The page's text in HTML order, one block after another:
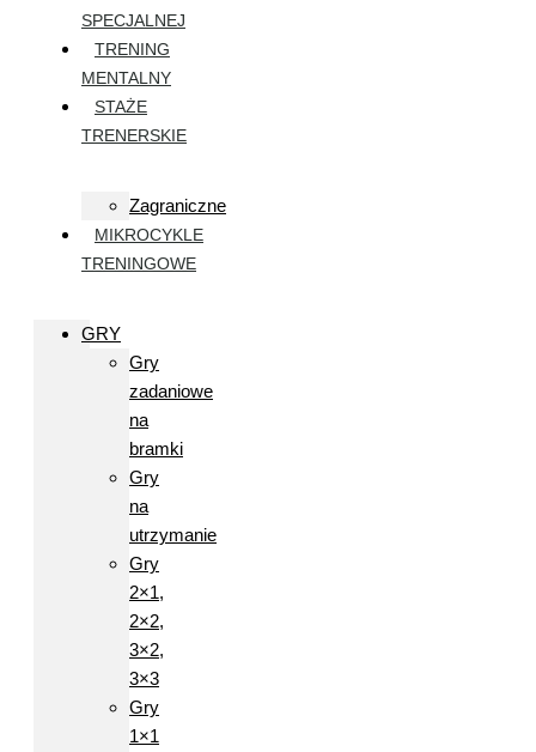
SPECJALNEJ
TRENING
MENTALNY
STAŻE
TRENERSKIE
Zagraniczne
MIKROCYKLE
TRENINGOWE
GRY
Gry
zadaniowe
na
bramki
Gry
na
utrzymanie
Gry
2×1,
2×2,
3×2,
3×3
Gry
1×1